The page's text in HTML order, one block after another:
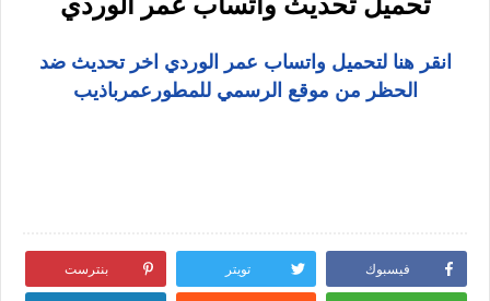
انقر هنا لتحميل واتساب عمر الوردي اخر تحديث ضد
الحظر من موقع الرسمي للمطورعمرباذيب
فيسبوك تويتر بنترست